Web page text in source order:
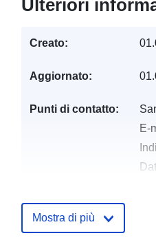
Ulteriori
Creato:
Aggiornato:
Punti di contatto:
E-
Registro del
catalogo:
Mostra di più